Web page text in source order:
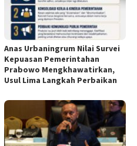
Anas Urbaningrum Nilai Survei
Kepuasan Pemerintahan
Prabowo Mengkhawatirkan,
Usul Lima Langkah Perbaikan